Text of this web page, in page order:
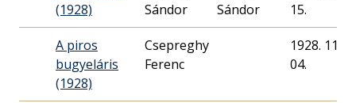
(1928)
Sándor
Sándor
15.
A piros
bugyeláris
(1928)
Csepreghy
Ferenc
1928. 11.
04.